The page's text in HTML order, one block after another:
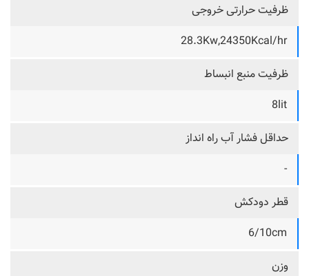
ظرفیت حرارتی خروجی
28.3Kw,24350Kcal/hr
ظرفیت منبع انبساط
8lit
حداقل فشار آب راه انداز
-
قطر دودکش
6/10cm
وزن